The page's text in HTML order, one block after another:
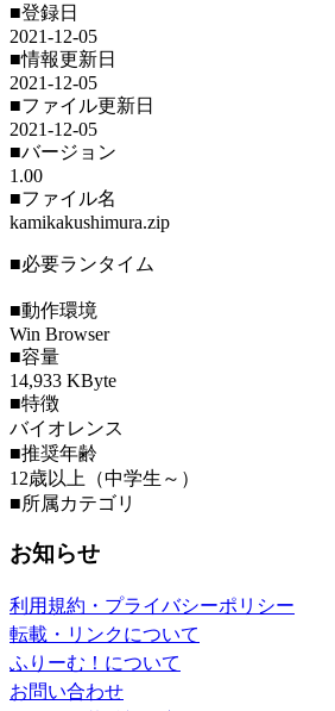
■登録日
2021-12-05
■情報更新日
2021-12-05
■ファイル更新日
2021-12-05
■バージョン
1.00
■ファイル名
kamikakushimura.zip
■必要ランタイム
■動作環境
Win Browser
■容量
14,933 KByte
■特徴
バイオレンス
■推奨年齢
12歳以上（中学生～）
■所属カテゴリ
お知らせ
利用規約・プライバシーポリシー
転載・リンクについて
ふりーむ！について
お問い合わせ